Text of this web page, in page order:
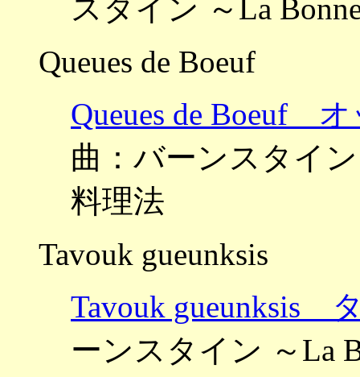
スタイン ～La
Queues de Boeuf
Queues de Boeuf
曲：バーンスタイ
料理法
Tavouk gueunksis
Tavouk gueunksis
ーンスタイン ～La